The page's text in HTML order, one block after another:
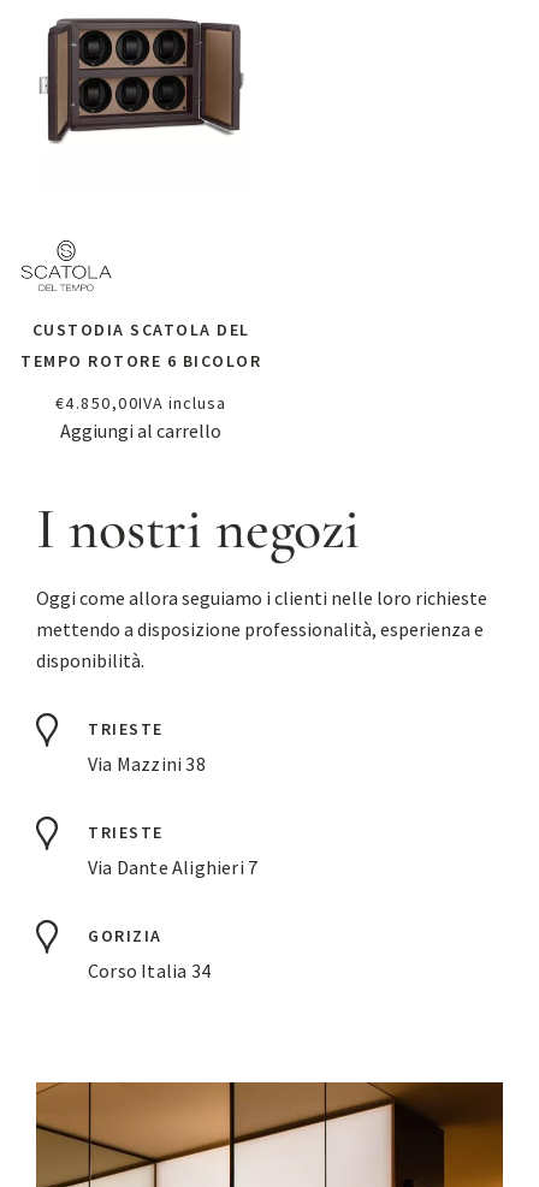
CUSTODIA SCATOLA DEL
TEMPO ROTORE 6 BICOLOR
€4.850,00IVA inclusa
Aggiungi al carrello
I nostri negozi
Oggi come allora seguiamo i clienti nelle loro richieste
mettendo a disposizione professionalità, esperienza e
disponibilità.
TRIESTE
Via Mazzini 38
TRIESTE
Via Dante Alighieri 7
GORIZIA
Corso Italia 34